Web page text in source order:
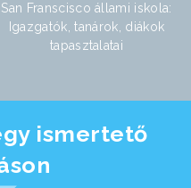
San Franscisco állami iskola:
Igazgatók, tanárok, diákok
tapasztalatai
ismertető